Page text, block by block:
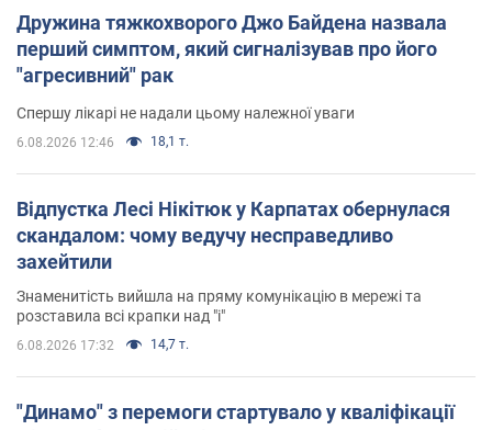
Дружина тяжкохворого Джо Байдена назвала
перший симптом, який сигналізував про його
"агресивний" рак
Спершу лікарі не надали цьому належної уваги
6.08.2026 12:46 18,1 т.
Відпустка Лесі Нікітюк у Карпатах обернулася
скандалом: чому ведучу несправедливо
захейтили
Знаменитість вийшла на пряму комунікацію в мережі та
розставила всі крапки над "і"
6.08.2026 17:32 14,7 т.
"Динамо" з перемоги стартувало у кваліфікації